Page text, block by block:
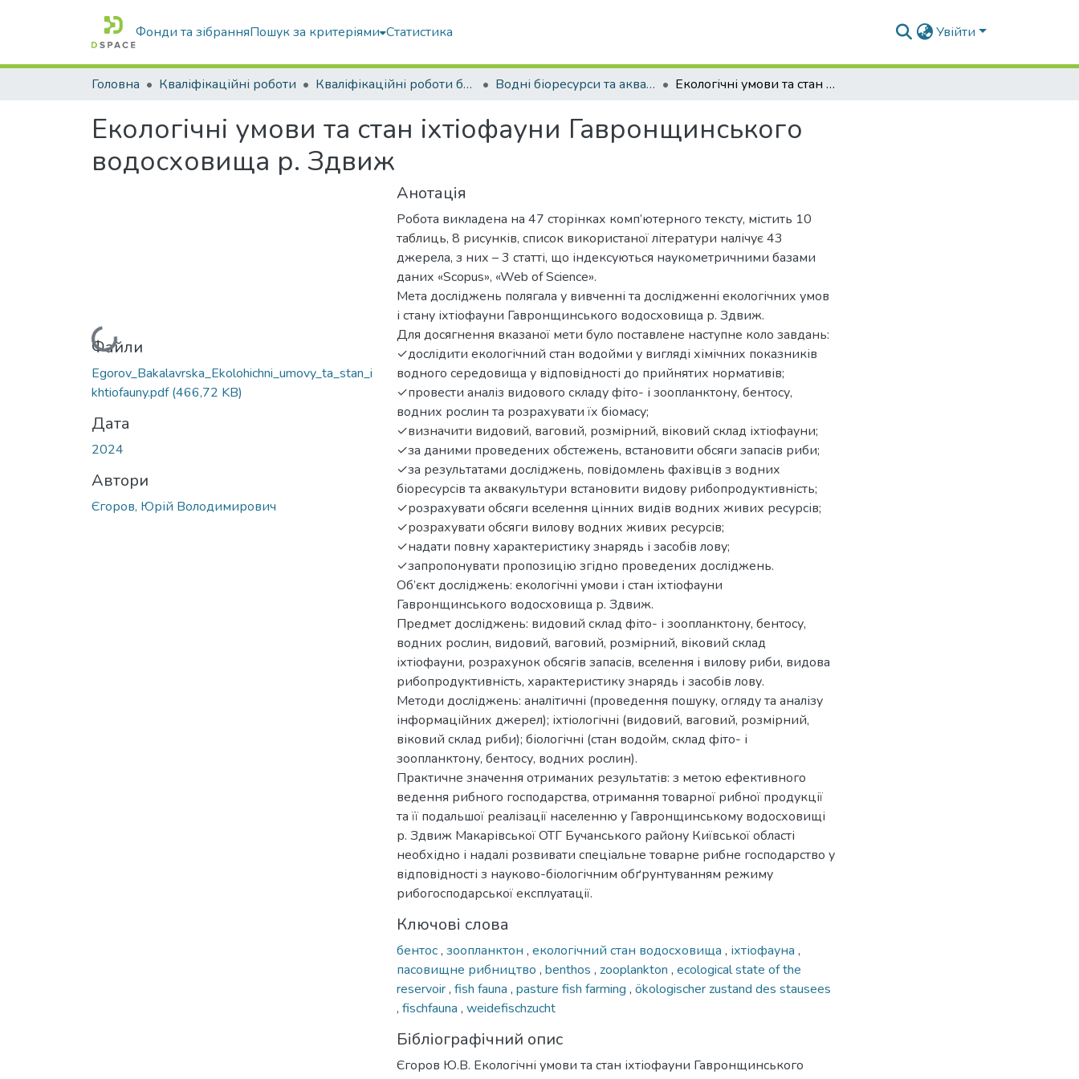
Фонди та зібранняПошук за критеріями Статистика Увійти
Головна Кваліфікаційні роботи Кваліфікаційні роботи бакалаврів Водні біоресурси та аквакультура Екологічні умови та стан іхтіофауни Гавронщинського водосховища р. Здвиж
Екологічні умови та стан іхтіофауни Гавронщинського
водосховища р. Здвиж
Вантажиться...
Файли
Egorov_Bakalavrska_Ekolohichni_umovy_ta_stan_i
khtiofauny.pdf(466,72 KB)
Дата
2024
Автори
Єгоров, Юрій Володимирович
Анотація
Робота викладена на 47 сторінках комп’ютерного тексту, містить 10
таблиць, 8 рисунків, список використаної літератури налічує 43
джерела, з них – 3 статті, що індексуються наукометричними базами
даних «Scopus», «Web of Science».
Мета досліджень полягала у вивченні та дослідженні екологічних умов
і стану іхтіофауни Гавронщинського водосховища р. Здвиж.
Для досягнення вказаної мети було поставлене наступне коло завдань:
✓дослідити екологічний стан водойми у вигляді хімічних показників
водного середовища у відповідності до прийнятих нормативів;
✓провести аналіз видового складу фіто- і зоопланктону, бентосу,
водних рослин та розрахувати їх біомасу;
✓визначити видовий, ваговий, розмірний, віковий склад іхтіофауни;
✓за даними проведених обстежень, встановити обсяги запасів риби;
✓за результатами досліджень, повідомлень фахівців з водних
біоресурсів та аквакультури встановити видову рибопродуктивність;
✓розрахувати обсяги вселення цінних видів водних живих ресурсів;
✓розрахувати обсяги вилову водних живих ресурсів;
✓надати повну характеристику знарядь і засобів лову;
✓запропонувати пропозицію згідно проведених досліджень.
Об’єкт досліджень: екологічні умови і стан іхтіофауни
Гавронщинського водосховища р. Здвиж.
Предмет досліджень: видовий склад фіто- і зоопланктону, бентосу,
водних рослин, видовий, ваговий, розмірний, віковий склад
іхтіофауни, розрахунок обсягів запасів, вселення і вилову риби, видова
рибопродуктивність, характеристику знарядь і засобів лову.
Методи досліджень: аналітичні (проведення пошуку, огляду та аналізу
інформаційних джерел); іхтіологічні (видовий, ваговий, розмірний,
віковий склад риби); біологічні (стан водойм, склад фіто- і
зоопланктону, бентосу, водних рослин).
Практичне значення отриманих результатів: з метою ефективного
ведення рибного господарства, отримання товарної рибної продукції
та її подальшої реалізації населенню у Гавронщинському водосховищі
р. Здвиж Макарівської ОТГ Бучанського району Київської області
необхідно і надалі розвивати спеціальне товарне рибне господарство у
відповідності з науково-біологічним обґрунтуванням режиму
рибогосподарської експлуатації.
Ключові слова
бентос, зоопланктон , екологічний стан водосховища , іхтіофауна ,
пасовищне рибництво , benthos , zooplankton , ecological state of the
reservoir, fish fauna , pasture fish farming , ökologischer zustand des stausees
, fischfauna , weidefischzucht
Бібліографічний опис
Єгоров Ю.В. Екологічні умови та стан іхтіофауни Гавронщинського